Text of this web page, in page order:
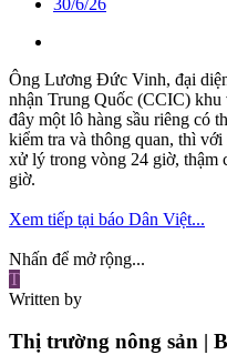
Ông Lương Đức Vinh, đại
nhận Trung Quốc (CCIC)
đây một lô hàng sầu riêng có
kiểm tra và thông quan, thì
xử lý trong vòng 24 giờ, thậm
giờ.
Xem tiếp tại báo Dân Việt...
Nhấn để mở rộng...
T
Written by
Thị trường nông sản |